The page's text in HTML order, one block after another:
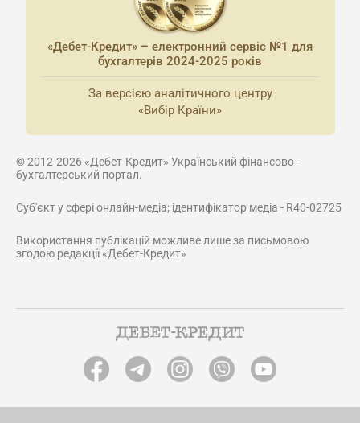
«Дебет-Кредит» – електронний сервіс №1 для
бухгалтерів 2024-2025 років
За версією аналітичного центру
«Вибір Країни»
© 2012-2026 «Дебет-Кредит» Український фінансово-
бухгалтерський портал.
Суб'єкт у сфері онлайн-медіа; ідентифікатор медіа - R40-02725
Використання публікацій можливе лише за письмовою
згодою редакції «Дебет-Кредит»